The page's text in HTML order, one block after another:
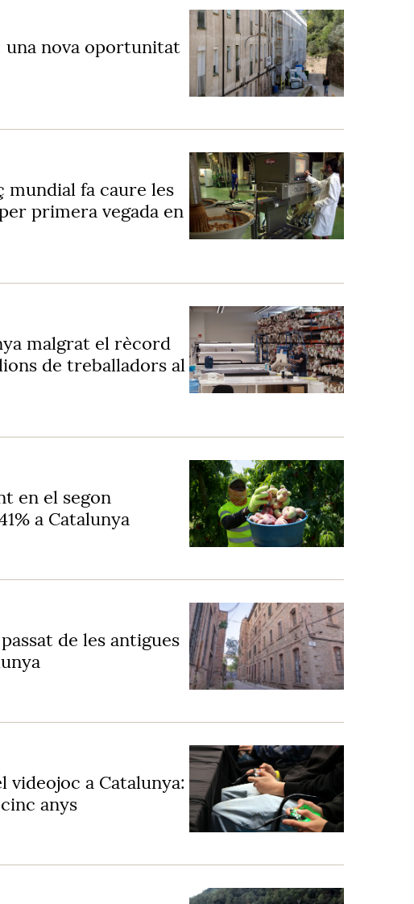
una nova oportunitat
fa caure les
primera vegada en
malgrat el rècord
de treballadors al
en el segon
a Catalunya
de les antigues
videojoc a Catalunya:
anys